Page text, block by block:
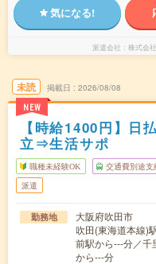
気になる!
派遣会社 株式会
未読
NEW
掲載日 2026/08/08
【時給1400円】日
立⇒生活サポ
職種未経験OK 交通費別途支
派遣
勤務地
大阪府吹田市
吹田(東海道本線)
前駅から---分／千
から---分